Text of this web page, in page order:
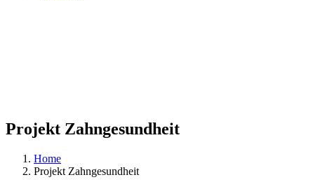
Projekt Zahngesundheit
Home
Projekt Zahngesundheit